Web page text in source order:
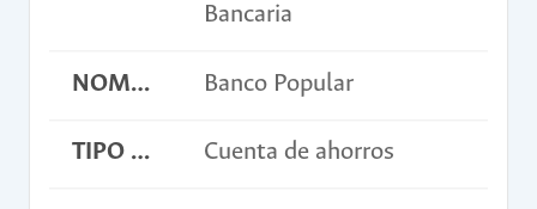
Bancaria
NOMBRE BANCO Banco Popular
TIPO DE CUENTA Cuenta de ahorros